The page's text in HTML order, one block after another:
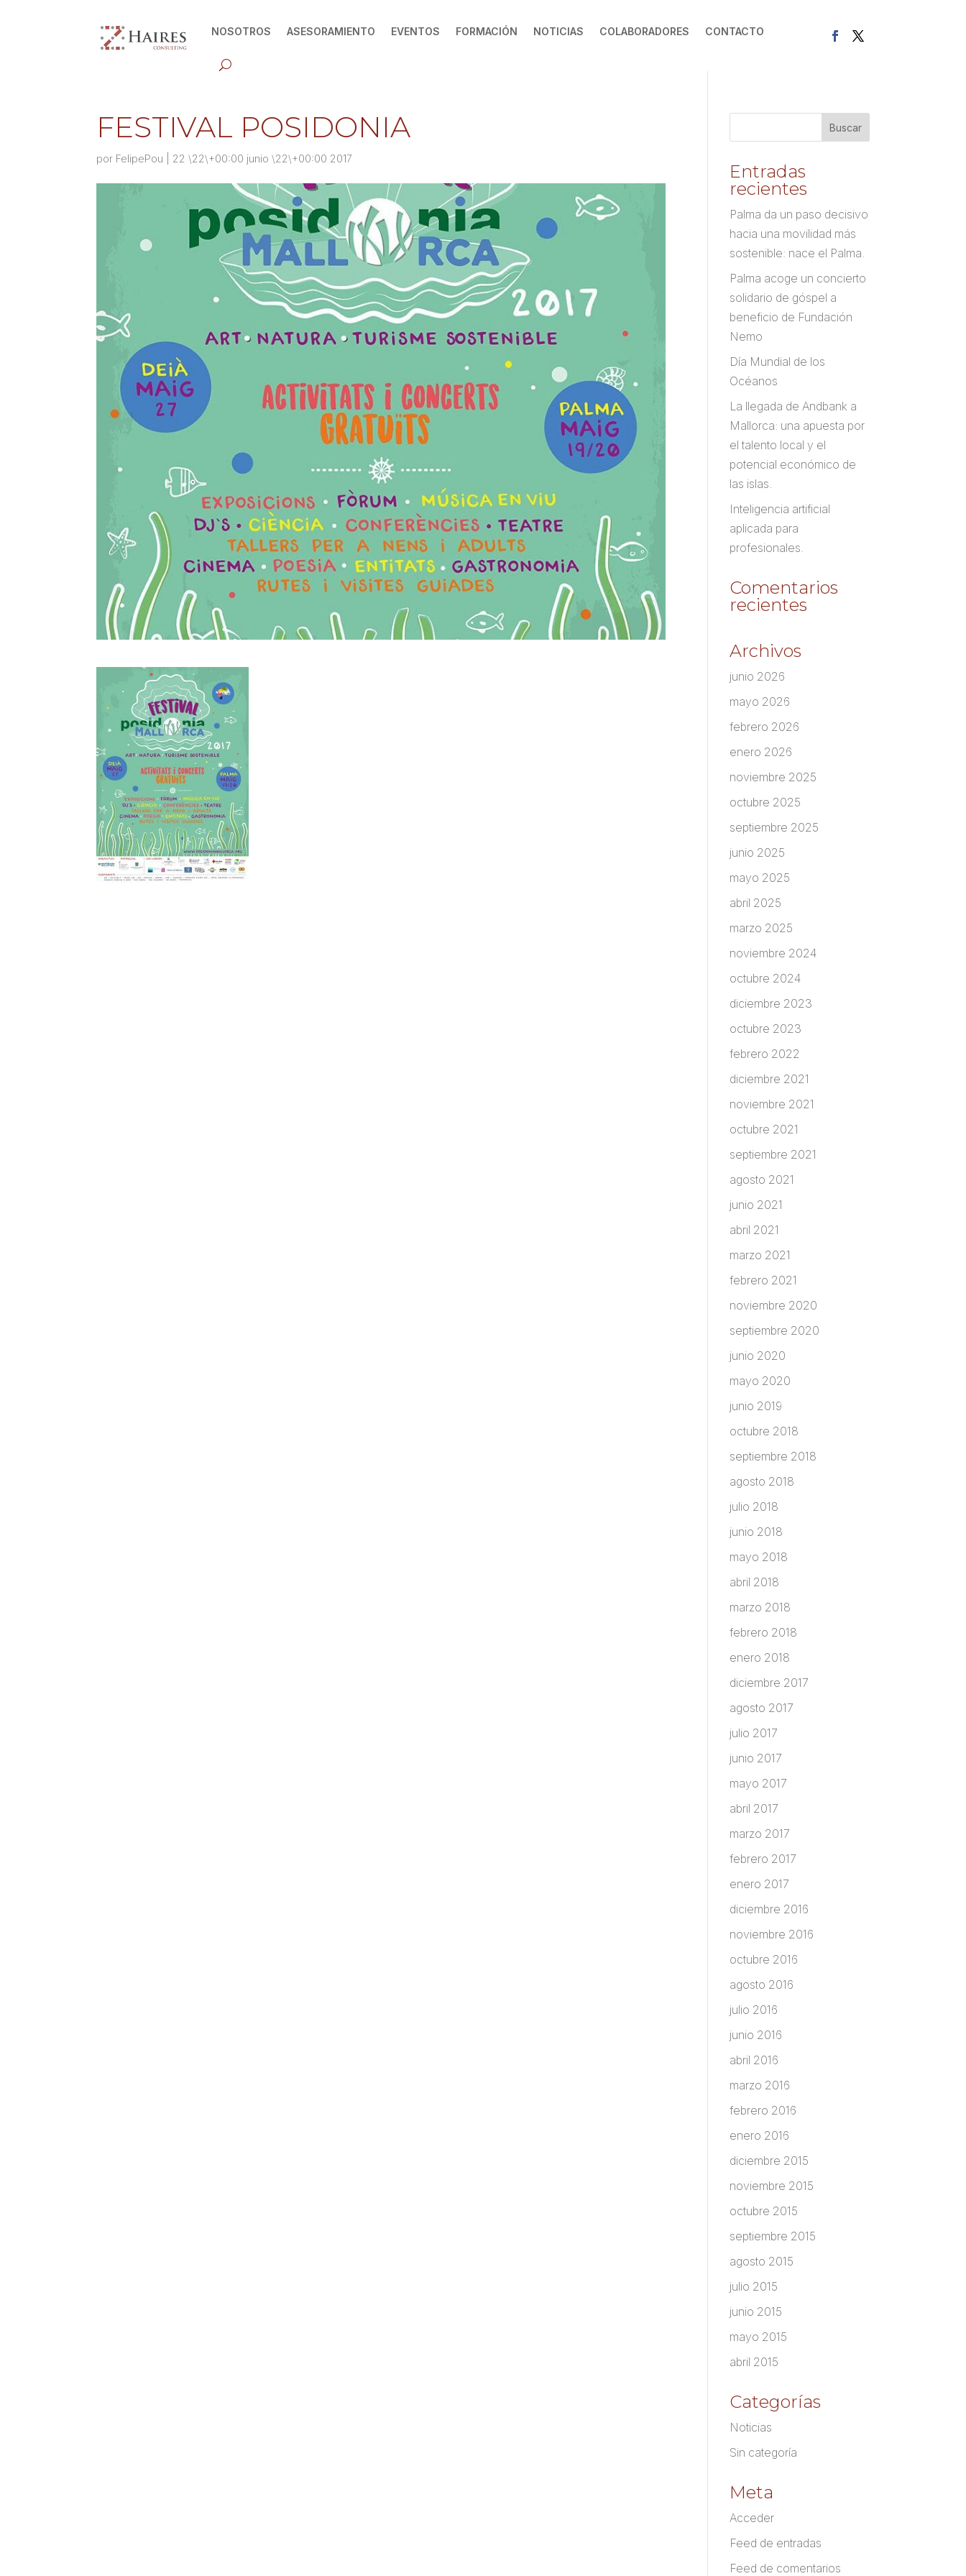
NOSOTROS ASESORAMIENTO EVENTOS FORMACIÓN NOTICIAS COLABORADORES CONTACTO
FESTIVAL POSIDONIA
por FelipePou 22 \22\+00:00 junio \22\+00:00 2017
Entradas
recientes
Palma da un paso decisivo
hacia una movilidad más
sostenible: nace el Palma.
Palma acoge un concierto
solidario de góspel a
beneficio de Fundación
Nemo
Día Mundial de los
Océanos
La llegada de Andbank a
Mallorca: una apuesta por
el talento local y el
potencial económico de
las islas.
Inteligencia artificial
aplicada para
profesionales.
Comentarios
recientes
Archivos
junio 2026
mayo 2026
febrero 2026
enero 2026
noviembre 2025
octubre 2025
septiembre 2025
junio 2025
mayo 2025
abril 2025
marzo 2025
noviembre 2024
octubre 2024
diciembre 2023
octubre 2023
febrero 2022
diciembre 2021
noviembre 2021
octubre 2021
septiembre 2021
agosto 2021
junio 2021
abril 2021
marzo 2021
febrero 2021
noviembre 2020
septiembre 2020
junio 2020
mayo 2020
junio 2019
octubre 2018
septiembre 2018
agosto 2018
julio 2018
junio 2018
mayo 2018
abril 2018
marzo 2018
febrero 2018
enero 2018
diciembre 2017
agosto 2017
julio 2017
junio 2017
mayo 2017
abril 2017
marzo 2017
febrero 2017
enero 2017
diciembre 2016
noviembre 2016
octubre 2016
agosto 2016
julio 2016
junio 2016
abril 2016
marzo 2016
febrero 2016
enero 2016
diciembre 2015
noviembre 2015
octubre 2015
septiembre 2015
agosto 2015
julio 2015
junio 2015
mayo 2015
abril 2015
Categorías
Noticias
Sin categoría
Meta
Acceder
Feed de entradas
Feed de comentarios